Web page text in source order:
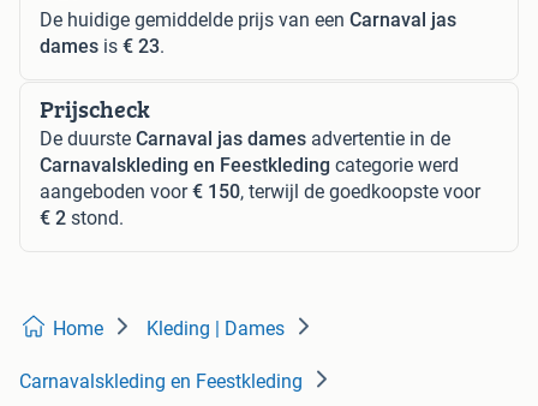
De huidige gemiddelde prijs van een Carnaval jas
dames is € 23.
Prijscheck
De duurste Carnaval jas dames advertentie in de
Carnavalskleding en Feestkleding categorie werd
aangeboden voor€ 150, terwijl de goedkoopste voor
€ 2 stond.
Home Kleding | Dames
Carnavalskleding en Feestkleding